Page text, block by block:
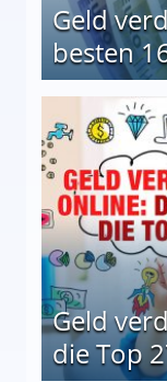
Geld
besten
Geld
die Top